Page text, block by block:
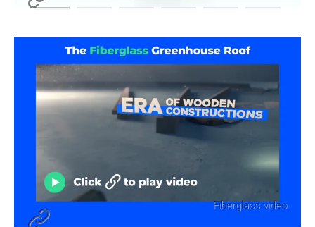
Fiberglass video
Direct contact
Klaar voor de volgende
Bel direct 0174 200 001
, stuur een e-mail
naar
info@panoramastudios.nl
, gebruik
onderstaand formulier of stuur gewoon een